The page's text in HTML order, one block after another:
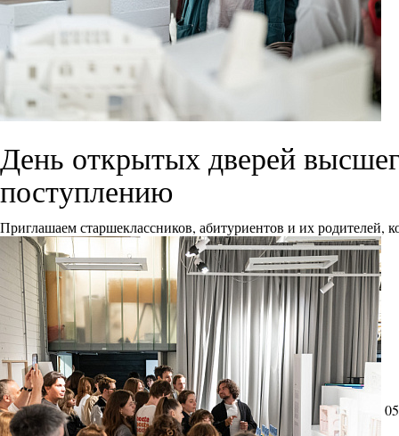
День открытых дверей
поступлению
Приглашаем старшеклассников, абитуриентов и их родителей,